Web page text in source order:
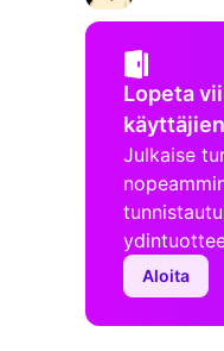
Lopeta
Julkaise
Aloita